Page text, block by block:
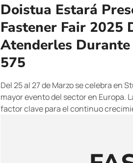
Doistua Estará
Fastener Fair 2025
Atenderles Durante
575
Del 25 al 27 de Marzo se celebra en
mayor evento del sector en Europa.
factor clave para el continuo